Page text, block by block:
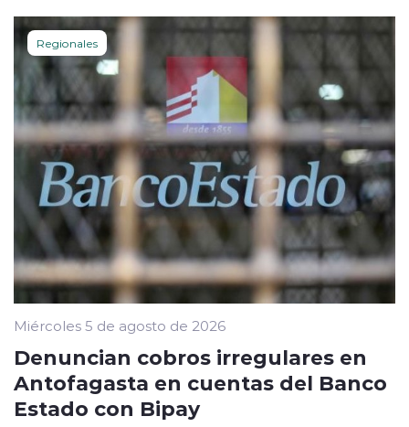
Regionales
Miércoles 5 de agosto de 2026
Denuncian cobros irregulares en
Antofagasta en cuentas del Banco
Estado con Bipay